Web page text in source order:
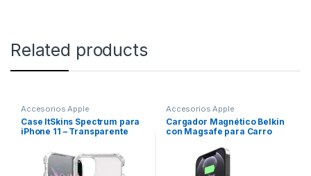
Related products
Accesorios Apple
Case ItSkins Spectrum para
iPhone 11 – Transparente
Accesorios Apple
Cargador Magnético Belkin
con Magsafe para Carro